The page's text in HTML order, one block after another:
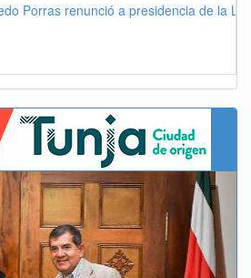
Porras renunció a presidencia de la
Next